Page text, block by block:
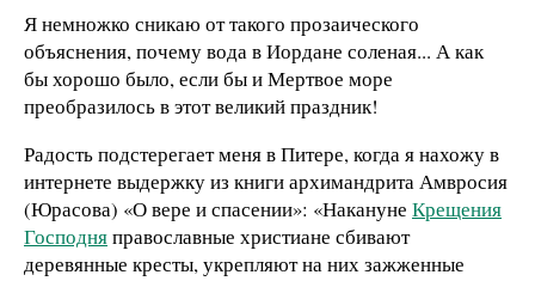
Я немножко сникаю от такого прозаического
объяснения, почему вода в Иордане соленая... А как
бы хорошо было, если бы и Мертвое море
преобразилось в этот великий праздник!
Радость подстерегает меня в Питере, когда я нахожу в
интернете выдержку из книги архимандрита Амвросия
(Юрасова) «О вере и спасении»: «Накануне Крещения
Господняправославные христиане сбивают
деревянные кресты, укрепляют на них зажженные